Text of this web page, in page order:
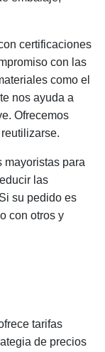
certificaciones
con las
como el
nos ayuda a
Ofrecemos
mayoristas para
las
su pedido es
con otros y
tarifas
de precios